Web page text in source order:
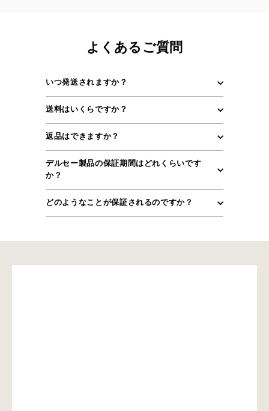
よくあるご質問
いつ発送されますか？
送料はいくらですか？
返品はできますか？
デルセー製品の保証期間はどれくらいです
か？
どのようなことが保証されるのですか？